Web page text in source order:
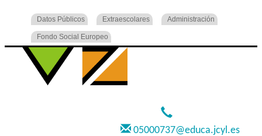
Datos Públicos Extraescolares Administración
Fondo Social Europeo
05000737@educa.jcyl.es